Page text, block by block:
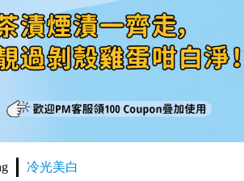
冷光美白